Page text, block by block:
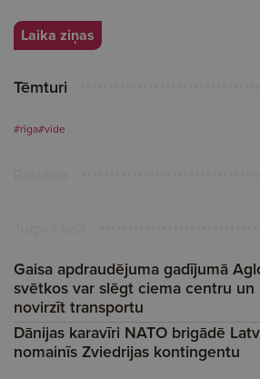
Laika ziņas
Tēmturi
#rīga#vide
Gaisa apdraudējuma gadījumā
svētkos var slēgt ciema centru un
novirzīt transportu
Dānijas karavīri NATO brigādē
nomainīs Zviedrijas kontingentu